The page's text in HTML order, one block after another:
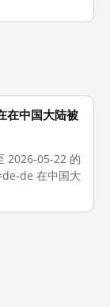
中国大陆被
2026-05-22 的
de 在中国大